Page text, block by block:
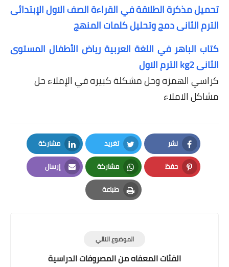
تحميل مذكرة الطلاقة في القراءة الصف الاول الإبتدائى
الترم الثانى دمج وتحليل كلمات المنهج
كتاب الباهر في اللغة العربية رياض الأطفال المستوى
الثانى kg2 الترم الاول
كراسي الهمزه وحل مشكلة كبيره في الإملاء حل
مشاكل الاملاء
نشر
Facebook
تغريد
Twitter
مشاركة
LinkedIn
حفظ
Pinterest
مشاركة
Whatsapp
إرسال
Email
طباعة
Print
الموضوع التالي
الفئات المعفاه من المصروفات الدراسية